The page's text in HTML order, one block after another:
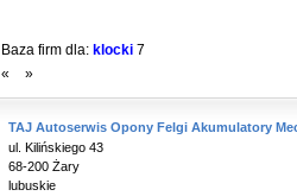
Baza firm dla: klocki 7
«
»
TAJ Autoserwis Opony Felgi Akumulatory
ul. Kilińskiego 43
68-200 Żary
lubuskie